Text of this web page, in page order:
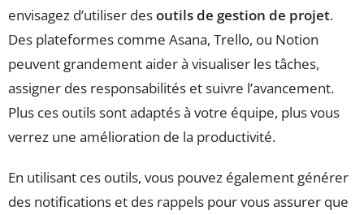
envisagez d’utiliser desoutils de gestion de projet.
Des plateformes comme Asana, Trello, ou Notion
peuvent grandement aider à visualiser les tâches,
assigner des responsabilités et suivre l’avancement.
Plus ces outils sont adaptés à votre équipe, plus vous
verrez une amélioration de la productivité.
En utilisant ces outils, vous pouvez également générer
des notifications et des rappels pour vous assurer que